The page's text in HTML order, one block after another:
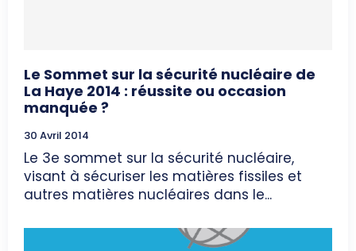
Le Sommet sur la sécurité nucléaire de
La Haye 2014 : réussite ou occasion
manquée ?
30 Avril 2014
Le 3e sommet sur la sécurité nucléaire,
visant à sécuriser les matières fissiles et
autres matières nucléaires dans le...